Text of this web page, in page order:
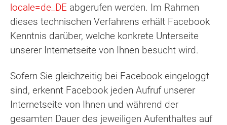
locale=de_DE abgerufen werden. Im Rahmen
dieses technischen Verfahrens erhält Facebook
Kenntnis darüber, welche konkrete Unterseite
unserer Internetseite von Ihnen besucht wird.
Sofern Sie gleichzeitig bei Facebook eingeloggt
sind, erkennt Facebook jeden Aufruf unserer
Internetseite von Ihnen und während der
gesamten Dauer des jeweiligen Aufenthaltes auf